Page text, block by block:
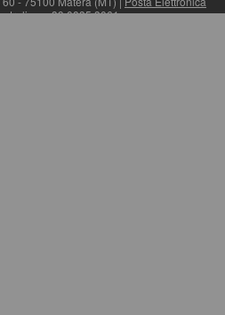
+39 0835 3061